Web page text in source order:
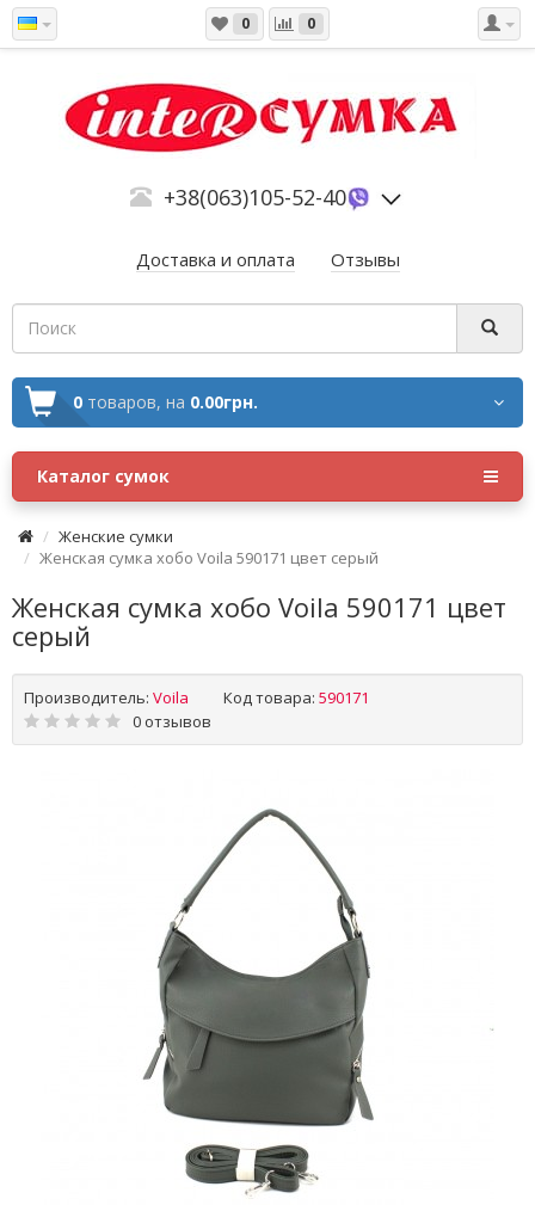
0 0
+38(063)105-52-40
Доставка и оплата Отзывы
0 товаров, на 0.00грн.
Каталог сумок
Женские сумки
Женская сумка хобо Voila 590171 цвет серый
Женская сумка хобо Voila 590171 цвет
серый
Производитель: Voila Код товара: 590171
0 отзывов